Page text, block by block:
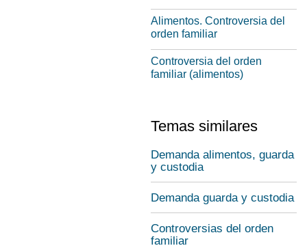
Alimentos. Controversia del
orden familiar
Controversia del orden
familiar (alimentos)
Temas similares
Demanda alimentos, guarda
y custodia
Demanda guarda y custodia
Controversias del orden
familiar